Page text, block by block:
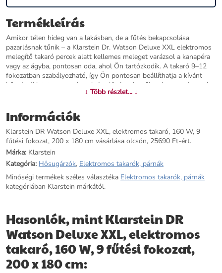
Termékleírás
Amikor télen hideg van a lakásban, de a fűtés bekapcsolása
pazarlásnak tűnik – a Klarstein Dr. Watson Deluxe XXL elektromos
melegítő takaró percek alatt kellemes meleget varázsol a kanapéra
vagy az ágyba, pontosan oda, ahol Ön tartózkodik. A takaró 9–12
fokozatban szabályozható, így Ön pontosan beállíthatja a kívánt
hőmérsékletet – az enyhe, alvás előtti melegtől egészen az intenzív
felmelegedésig. Az 1–9 órás automatikus kikapcsoló timer
felesleges fogyasztás és aggodalom nélkül. Az egyenletesen
elosztott fűtőháló megakadályozza a helyi túlmelegedést, és a teljes
felületen egyenletes hőmérsékletet biztosít. A CE-tanúsítvány
szavatolja, hogy a takaró közvetlen bőrérintkezés és hosszabb
éjszakai használat esetén is biztonságos. A Dr. Watson Deluxe XXL
különösen ajánlott azoknak, akik könnyen fáznak, idősebb
családtagoknak, illetve minden olyan helyzetben, amikor a fűtés
nem elegendő vagy meghibásodik. Elegáns és praktikus ajándék is
lehet mindazoknak, akik szeretik a kellemes, meleg estéket otthon.
További információk>>
↓ Több részlet... ↓
Információk
Klarstein DR Watson Deluxe XXL, elektromos takaró, 160 W, 9
fűtési fokozat, 200 x 180 cm vásárlása olcsón, 25690 Ft-ért.
Márka: Klarstein
Kategória: Hősugárzók, Elektromos takarók, párnák
Minőségi termékek széles választéka Elektromos takarók, párnák
kategóriában Klarstein márkától.
Hasonlók, mint Klarstein DR
Watson Deluxe XXL, elektromos
takaró, 160 W, 9 fűtési fokozat,
200 x 180 cm: